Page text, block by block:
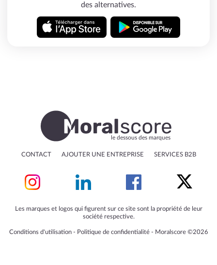
des alternatives.
le dessous des marques
CONTACT AJOUTER UNE ENTREPRISE SERVICES B2B
Les marques et logos qui figurent sur ce site sont la propriété de leur
société respective.
Conditions d'utilisation‐ Politique de confidentialité‐ Moralscore ©2026